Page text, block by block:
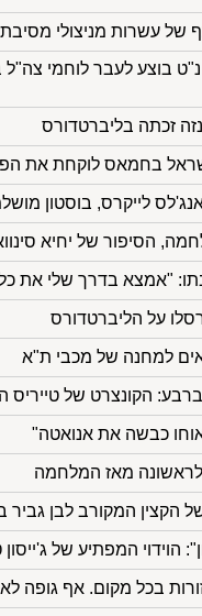
של עשרות מניצולי
ירי נ"ט בוצע לעבר לוחמי
זכתה בליברטדורס
בחמאס לוקחת את
לייקרס, בוסטון
הסיפור של יחיא
"אמצא בדרך שלי את
על הליברטדורס
למחנה של מכבי ת"א
כבשה את אנואטה"
לראשונה מאז המלחמה
המקורב לבן גביר
הוידוי המפתיע של ג'ייסון
בכל מקום. אף גופה